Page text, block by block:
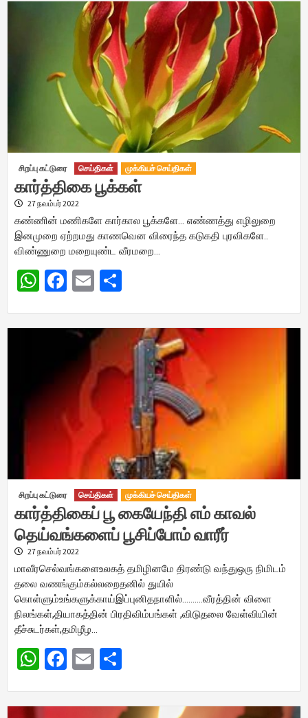
சிறப்பு கட்டுரை செய்திகள் முக்கியச் செய்திகள்
கார்த்திகை பூக்கள்
27 நவம்பர் 2022
கண்ணின் மணிகளே கார்கால பூக்களே… எண்ணத்து எழிலுறை
இனமுறை ஏற்றமது காணவென விரைந்த கடுகதி புரவிகளே..
விண்ணுறை மறையுண்ட வீரமறை…
WhatsApp
Facebook
Email
சிறப்பு கட்டுரை செய்திகள் முக்கியச் செய்திகள்
கார்த்திகைப் பூ கையேந்தி எம் காவல்
தெய்வங்களைப் பூசிப்போம் வாரீர்
27 நவம்பர் 2022
மாவீரசெல்வங்களைஉலகத் தமிழினமே திரண்டு வந்துஒரு நிமிடம்
தலை வணங்கும்கல்லறைதனில் துயில்
கொள்ளும்உங்களுக்காய்இப்புனிதநாளில்……….வீரத்தின் விளை
நிலங்கள்,தியாகத்தின் பிரதிவிம்பங்கள் ,விடுதலை வேள்வியின்
தீச்சுடர்கள்,தமிழீழ…
WhatsApp
Facebook
Email